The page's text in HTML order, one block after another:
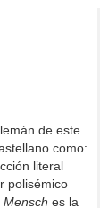
de este
como:
literal
polisémico
Mensch es la